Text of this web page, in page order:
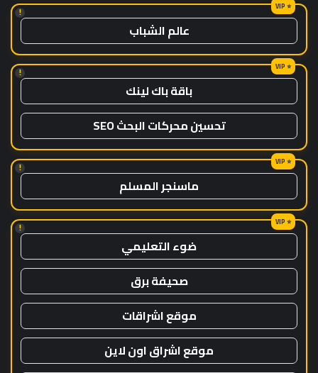
!
عالم الشباب
!
باقة باك لينك
تحسين محركات البحث SEO
!
ماسنجر المسلم
!
ضوء التعليمي
صحيفة برق
موقع اشراقات
موقع اشراق اون لاين